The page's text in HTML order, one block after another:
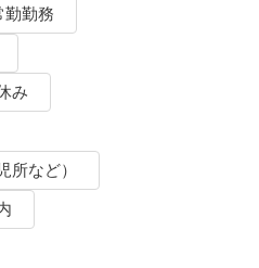
勤勤務
み
所など）